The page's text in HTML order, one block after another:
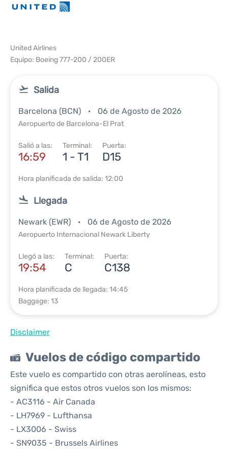
United Airlines
Equipo: Boeing 777-200 / 200ER
Salida
Barcelona (BCN) 06 de Agosto de 2026
Aeropuerto de Barcelona-El Prat
Salió a las:
16:59
Terminal:
1 - T1
Puerta:
D15
Hora planificada de salida: 12:00
Llegada
Newark (EWR) 06 de Agosto de 2026
Aeropuerto Internacional Newark Liberty
Llegó a las:
19:54
Terminal:
C
Puerta:
C138
Hora planificada de llegada: 14:45
Baggage: 13
Disclaimer
Vuelos de código compartido
Este vuelo es compartido con otras aerolíneas, esto
significa que estos otros vuelos son los mismos:
- AC3116 - Air Canada
- LH7969 - Lufthansa
- LX3006 - Swiss
- SN9035 - Brussels Airlines